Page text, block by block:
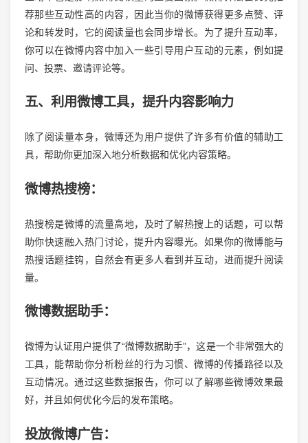
荐那些互动性高的内容，因此当你的微博获得更多点赞、评
论和转发时，它的阅读量也会同步增长。为了提升互动率，
你可以在微博内容中加入一些引导用户互动的元素，例如提
问、投票、邀请评论等。
五、利用微博工具，提升内容影响力
除了阅读量本身，微博还为用户提供了许多有价值的辅助工
具，帮助你更加深入地分析数据和优化内容策略。
微博热搜榜：
热搜榜是微博的流量高地，及时了解热搜上的话题，可以帮
助你快速融入热门讨论，提升内容曝光。如果你的微博能与
热搜话题挂钩，自然会有更多人看到并互动，进而提升阅读
量。
微博数据助手：
微博为认证用户提供了“微博数据助手”，这是一个非常强大的
工具，能帮助你分析粉丝的行为习惯、微博的传播路径以及
互动情况。通过这些数据报告，你可以了解哪些微博效果最
好，并且如何优化今后的发布策略。
投放微博广告：